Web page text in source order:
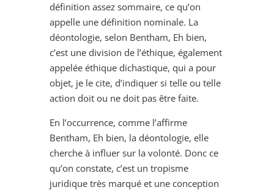
définition assez sommaire, ce qu’on
appelle une définition nominale. La
déontologie, selon Bentham, Eh bien,
c’est une division de l’éthique, également
appelée éthique dichastique, qui a pour
objet, je le cite, d’indiquer si telle ou telle
action doit ou ne doit pas être faite.
En l’occurrence, comme l’affirme
Bentham, Eh bien, la déontologie, elle
cherche à influer sur la volonté. Donc ce
qu’on constate, c’est un tropisme
juridique très marqué et une conception